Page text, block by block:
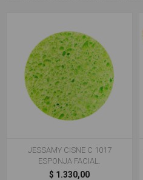
JESSAMY CISNE C 1017
ESPONJA FACIAL.
$ 1.330,00